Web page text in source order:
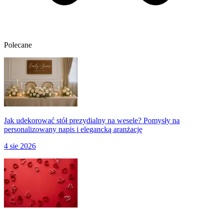
Polecane
Jak udekorować stół prezydialny na wesele? Pomysły na
personalizowany napis i elegancką aranżację
4 sie 2026